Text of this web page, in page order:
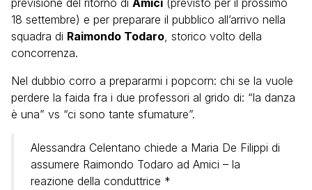
previsione del ritorno di Amici (previsto per il prossimo
18 settembre) e per preparare il pubblico all’arrivo nella
squadra di Raimondo Todaro, storico volto della
concorrenza.
Nel dubbio corro a prepararmi i popcorn: chi se la vuole
perdere la faida fra i due professori al grido di: “la danza
è una” vs “ci sono tante sfumature”.
Alessandra Celentano chiede a Maria De Filippi di
assumere Raimondo Todaro ad Amici – la
reazione della conduttrice *